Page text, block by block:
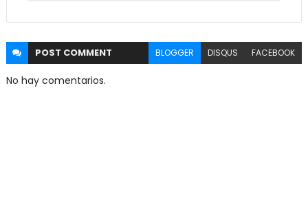
POST COMMENT BLOGGER DISQUS FACEBOOK
No hay comentarios.